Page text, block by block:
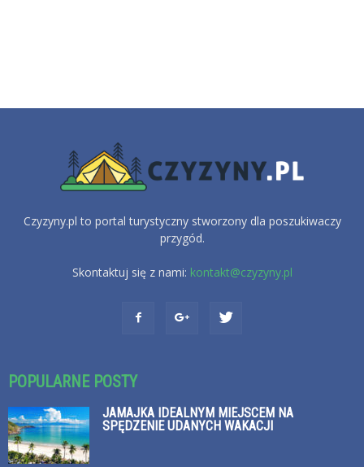
Czyzyny.pl to portal turystyczny stworzony dla poszukiwaczy
przygód.
Skontaktuj się z nami: kontakt@czyzyny.pl
POPULARNE POSTY
JAMAJKA IDEALNYM MIEJSCEM NA
SPĘDZENIE UDANYCH WAKACJI